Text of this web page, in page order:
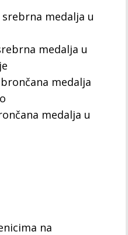
srebrna medalja u
medalja u
medalja
medalja u
na